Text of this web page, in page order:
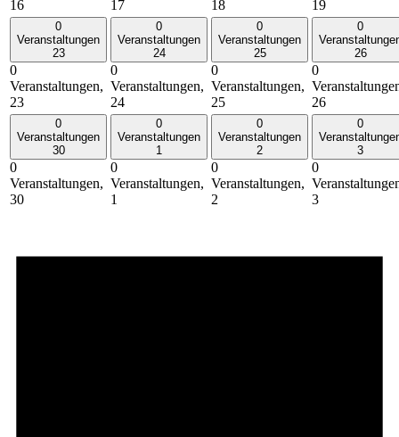
16 17 18 19
0
Veranstaltungen
23
0
Veranstaltungen,
23
0
Veranstaltungen
24
0
Veranstaltungen,
24
0
Veranstaltungen
25
0
Veranstaltungen,
25
0
26
0
26
0
Veranstaltungen
30
0
Veranstaltungen,
30
0
Veranstaltungen
1
0
Veranstaltungen,
1
0
Veranstaltungen
2
0
Veranstaltungen,
2
0
3
0
3